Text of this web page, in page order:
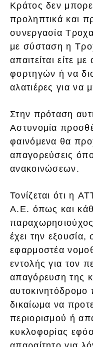
Κράτος δεν
προληπτικά και
συνεργασία
με σύσταση η
απαιτείται είτε
φορτηγών ή να
αλατιέρες για να
Στην πρόταση
Αστυνομία
φαινόμενα θα
απαγορεύσεις
ανακοινώσεων.
Τονίζεται ότι η
Α.Ε. όπως και
παραχωρησιούχος
έχει την
εφαρμοστέα
εντολής για τον
απαγόρευση της
αυτοκινητόδρομο
δικαίωμα να
περιορισμού ή
κυκλοφορίας